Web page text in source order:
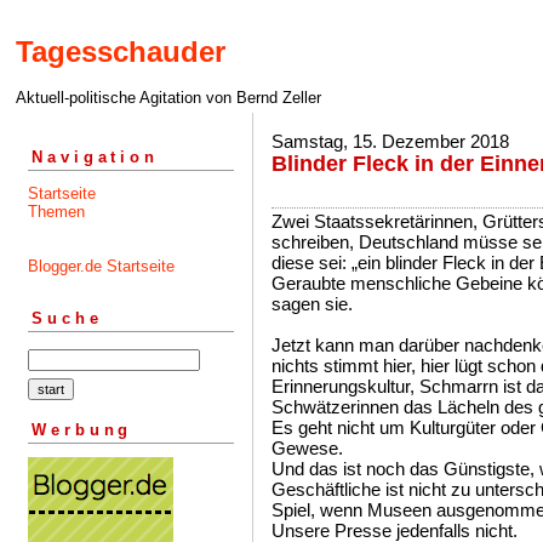
Tagesschauder
Aktuell-politische Agitation von Bernd Zeller
Navigation
Startseite
Themen
Blogger.de Startseite
Suche
Werbung
Samstag, 15. Dezember 2018
Blinder Fleck in der
Zwei Staatssekretärinnen,
schreiben, Deutschland müsse
diese sei: „ein blinder Fleck in der
Geraubte menschliche Gebeine
sagen sie.
Jetzt kann man darüber
nichts stimmt hier, hier lügt
Erinnerungskultur, Schmarrn ist
Schwätzerinnen das Lächeln
Es geht nicht um Kulturgüter
Gewese.
Und das ist noch das
Geschäftliche ist nicht zu
Spiel, wenn Museen
Unsere Presse jedenfalls nicht.